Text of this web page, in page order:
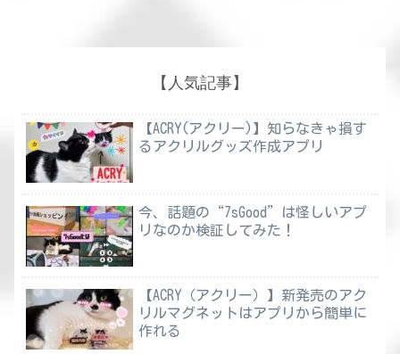
【人気記事】
【ACRY(アクリー)】知らなきゃ損す
るアクリルグッズ作成アプリ
今、話題の“7sGood”は怪しいアプ
リなのか検証してみた！
【ACRY（アクリー）】新発売のアク
リルマグネットはアプリから簡単に
作れる